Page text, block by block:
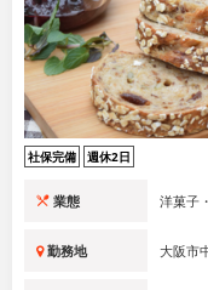
社保完備 週休2日
業態 洋菓子
勤務地 大阪市